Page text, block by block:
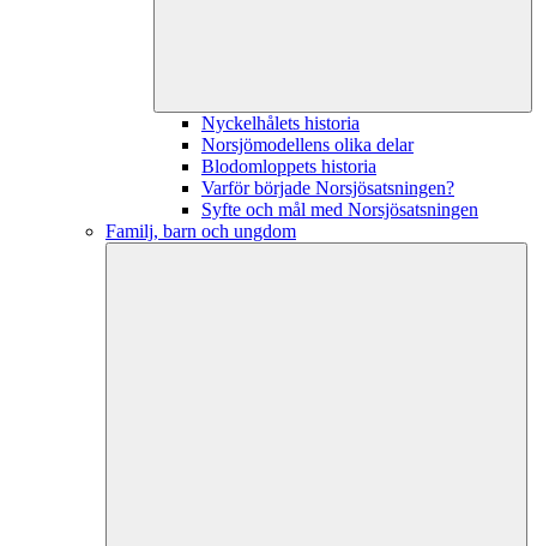
Nyckelhålets historia
Norsjömodellens olika delar
Blodomloppets historia
Varför började Norsjösatsningen?
Syfte och mål med Norsjösatsningen
Familj, barn och ungdom